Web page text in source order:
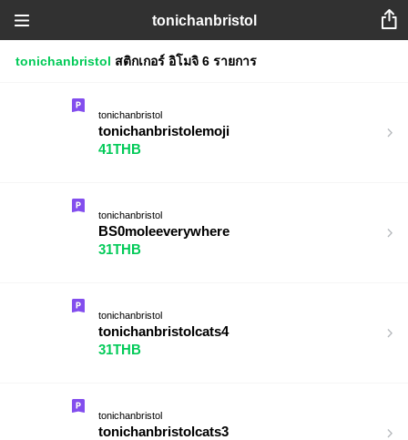
tonichanbristol
tonichanbristol สติกเกอร์ อิโมจิ 6 รายการ
tonichanbristol
tonichanbristolemoji
41THB
tonichanbristol
BS0moleeverywhere
31THB
tonichanbristol
tonichanbristolcats4
31THB
tonichanbristol
tonichanbristolcats3